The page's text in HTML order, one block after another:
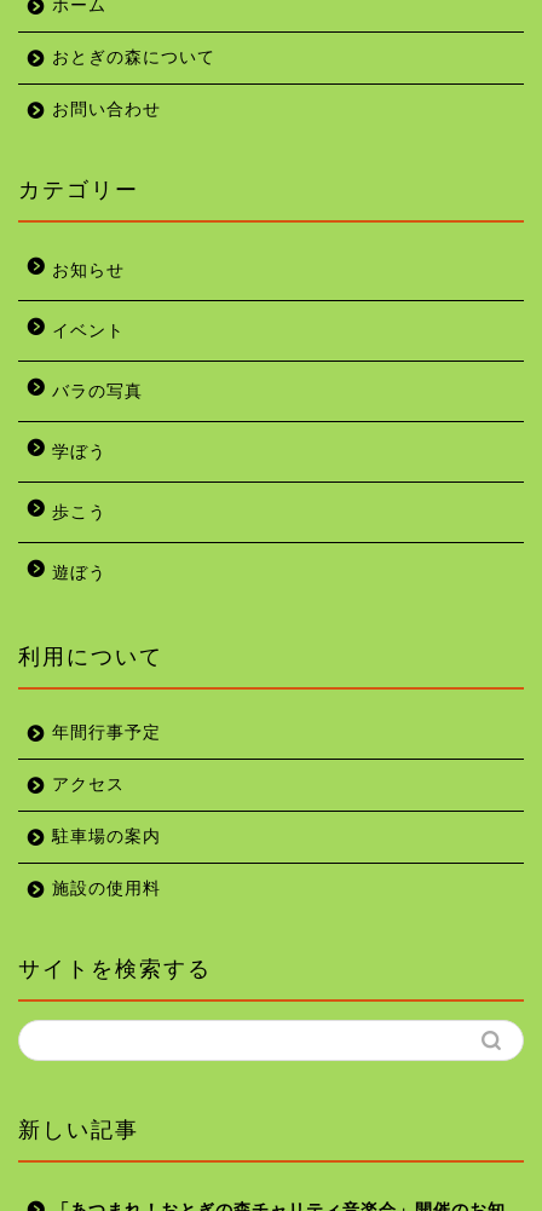
ホーム
おとぎの森について
お問い合わせ
カテゴリー
お知らせ
イベント
バラの写真
学ぼう
歩こう
遊ぼう
利用について
年間行事予定
アクセス
駐車場の案内
施設の使用料
サイトを検索する
新しい記事